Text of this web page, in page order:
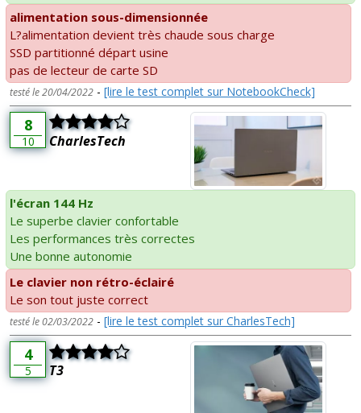
alimentation sous-dimensionnée
L?alimentation devient très chaude sous charge
SSD partitionné départ usine
pas de lecteur de carte SD
testé le 20/04/2022 - [lire le test complet sur NotebookCheck]
8
10 CharlesTech
l'écran 144 Hz
Le superbe clavier confortable
Les performances très correctes
Une bonne autonomie
Le clavier non rétro-éclairé
Le son tout juste correct
testé le 02/03/2022 - [lire le test complet sur CharlesTech]
4
5 T3